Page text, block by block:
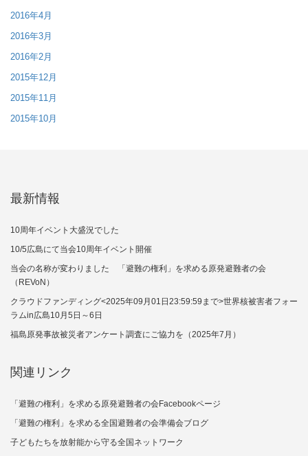
2016年4月
2016年3月
2016年2月
2015年12月
2015年11月
2015年10月
最新情報
10周年イベント大盛況でした
10/5広島にて当会10周年イベント開催
当会の名称が変わりました 「避難の権利」を求める原発避難者の会
（REVoN）
クラウドファンディング<2025年09月01日23:59:59まで>世界核被害者フォー
ラムin広島10月5日～6日
福島原発事故被災者アンケート調査にご協力を（2025年7月）
関連リンク
「避難の権利」を求める原発避難者の会Facebookページ
「避難の権利」を求める全国避難者の会準備会ブログ
子どもたちを放射能から守る全国ネットワーク